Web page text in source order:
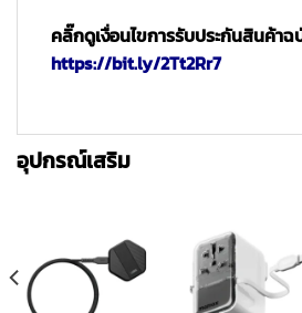
คลิ๊กดูเงื่อนไขการรับประกันสินค้าฉ
https://bit.ly/2Tt2Rr7
อุปกรณ์เสริม